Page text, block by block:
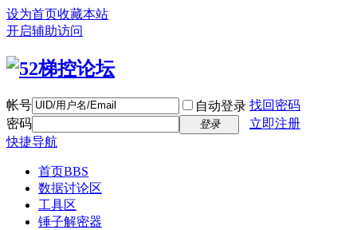
设为首页收藏本站
开启辅助访问
帐号 自动登录 找回密码
密码
登录
立即注册
快捷导航
首页BBS
数据讨论区
工具区
锤子解密器